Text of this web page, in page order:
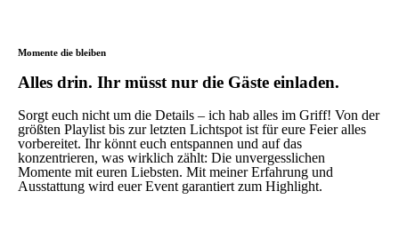
Momente die bleiben
Alles drin. Ihr müsst nur die Gäste einladen.
Sorgt euch nicht um die Details – ich hab alles im Griff! Von der
größten Playlist bis zur letzten Lichtspot ist für eure Feier alles
vorbereitet. Ihr könnt euch entspannen und auf das
konzentrieren, was wirklich zählt: Die unvergesslichen
Momente mit euren Liebsten. Mit meiner Erfahrung und
Ausstattung wird euer Event garantiert zum Highlight.